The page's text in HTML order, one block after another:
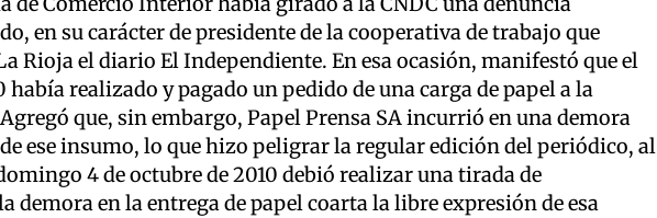
en su carácter de presidente de la cooperativa de trabajo que
Rioja el diario El Independiente. En esa ocasión, manifestó que el
había realizado y pagado un pedido de una carga de papel a la
que, sin embargo, Papel Prensa SA incurrió en una demora
ese insumo, lo que hizo peligrar la regular edición del periódico, al
4 de octubre de 2010 debió realizar una tirada de
demora en la entrega de papel coarta la libre expresión de esa